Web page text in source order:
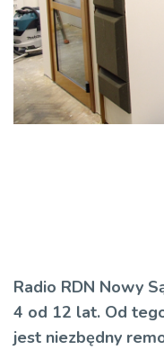
Radio RDN Nowy
4 od 12 lat. Od
jest niezbędny